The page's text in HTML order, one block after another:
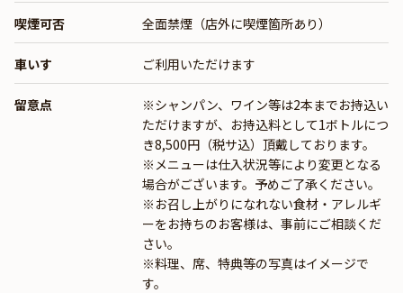
喫煙可否 全面禁煙（店外に喫煙箇所あり）
車いす ご利用いただけます
留意点
※シャンパン、ワイン等は2本までお持込い
ただけますが、お持込料として1ボトルにつ
き8,500円（税サ込）頂戴しております。
※メニューは仕入状況等により変更となる
場合がございます。予めご了承ください。
※お召し上がりになれない食材・アレルギ
ーをお持ちのお客様は、事前にご相談くだ
さい。
※料理、席、特典等の写真はイメージで
す。